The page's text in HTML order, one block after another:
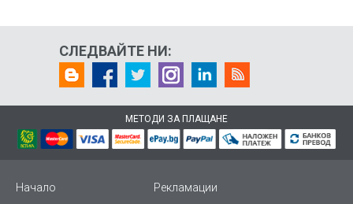
СЛЕДВАЙТЕ НИ:
МЕТОДИ ЗА ПЛАЩАНЕ
Начало
Рекламации